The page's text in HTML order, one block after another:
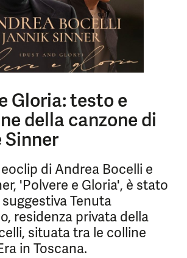
Gloria: testo e
della canzone di
Sinner
di Andrea Bocelli e
'Polvere e Gloria', è stato
Tenuta
residenza privata della
situata tra le colline
in Toscana.